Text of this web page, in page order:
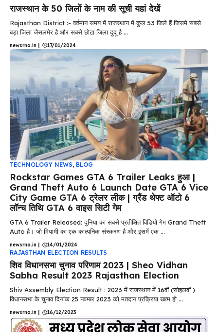
राजस्थान के 50 जिलों के नाम की सूची यहां देखें
Rajasthan District :- वर्तमान समय में राजस्थान में कुल 53 जिले हैं जिसमे सबसे
बड़ा जिला जैसलमेर है और सबसे छोटा जिला दूदू है ...
newsrna.in | 17/01/2024
TECHNOLOGY NEWS, BLOG
Rockstar Games GTA 6 Trailer Leaks हुआ |
Grand Theft Auto 6 Launch Date GTA 6 Vice
City Game GTA 6 ट्रेलर लीक | ग्रैंड थेफ्ट ऑटो 6
लॉन्च तिथि GTA 6 वाइस सिटी गेम
GTA 6 Trailer Released: दुनिया का सबसे प्रतीक्षित विडियो गेम Grand Theft
Auto है। जो मियामी का एक काल्पनिक संस्करण है और इसमें एक ...
newsrna.in 14/01/2024
RAJASTHAN ELECTION RESULTS
शिव विधानसभा चुनाव परिणाम 2023 | Sheo Vidhan
Sabha Result 2023 Rajasthan Election
Shiv Assembly Election Result : 2023 में राजस्थान में 16वीं (सोहलवीं )
विधानसभा के चुनाव दिनांक 25 नवम्बर 2023 को मतदान प्रक्रिया खत्म हो ...
newsrna.in 16/12/2023